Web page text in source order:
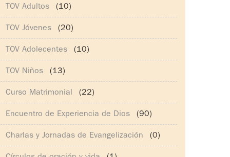
TOV Adultos (10)
TOV Adolecentes (10)
TOV Niños (13)
Curso Matrimonial (22)
TOV Jóvenes (20)
Encuentro de Experiencia de Dios (90)
Charlas y Jornadas de Evangelización (0)